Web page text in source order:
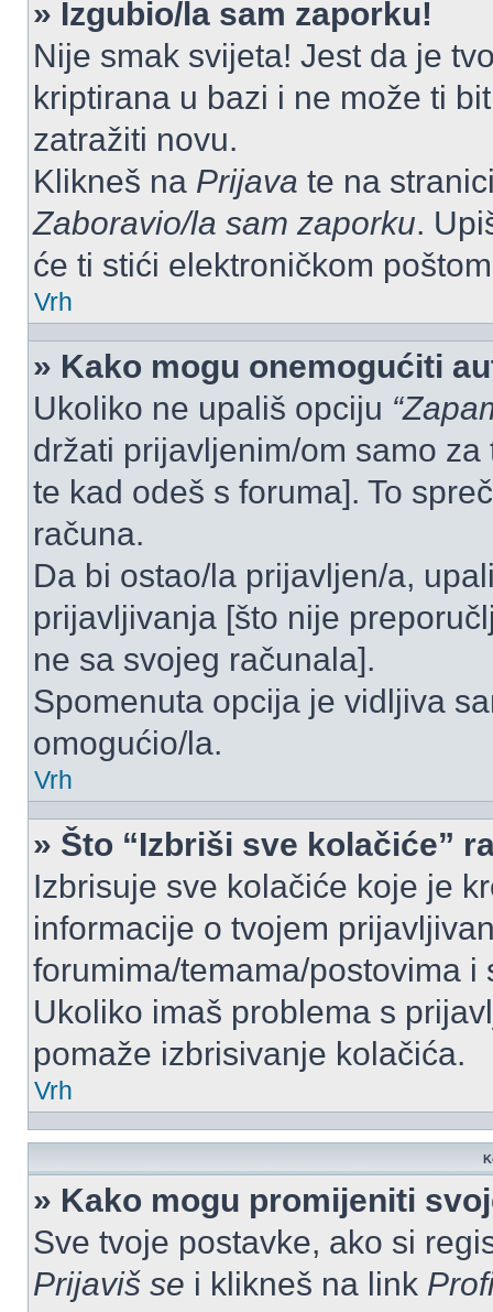
» Izgubio/la sam zaporku!
Nije smak svijeta! Jest da je
kriptirana u bazi i ne može ti
zatražiti novu.
Klikneš na Prijava te na
Zaboravio/la sam zaporku.
će ti stići elektroničkom
Vrh
» Kako mogu onemogućiti
Ukoliko ne upališ opciju
držati prijavljenim/om samo
te kad odeš s foruma]. To
računa.
Da bi ostao/la prijavljen/a,
prijavljivanja [što nije
ne sa svojeg računala].
Spomenuta opcija je vidljiva
omogućio/la.
Vrh
» Što “Izbriši sve kolačiće”
Izbrisuje sve kolačiće koje je
informacije o tvojem
forumima/temama/postovima i
Ukoliko imaš problema s
pomaže izbrisivanje kolačića.
Vrh
» Kako mogu promijeniti
Sve tvoje postavke, ako si
Prijaviš se i klikneš na link